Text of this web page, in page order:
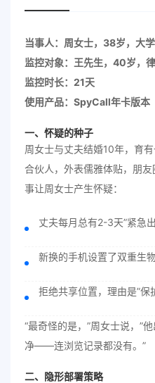
当事人：周女士，38岁，大
监控对象：王先生，40岁，
监控时长：21天
使用产品：SpyCall年卡版本
一、怀疑的种子
周女士与丈夫结婚10年，育
合伙人，外表儒雅体贴，朋
事让周女士产生怀疑：
丈夫每月总有2-3天”紧急
新换的手机设置了双重生
拒绝共享位置，理由是”保
“最奇怪的是，”周女士说，”
净——连浏览记录都没有。”
二、隐形部署策略